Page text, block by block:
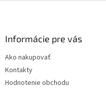
Informácie pre vás
Ako nakupovať
Kontakty
Hodnotenie obchodu